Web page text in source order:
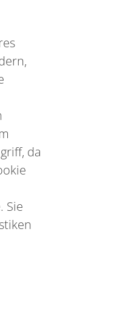
da
Sie